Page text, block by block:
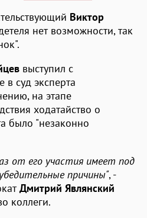
Виктор
нет возможности, так
выступил с
в суд эксперта
на этапе
ходатайство о
было "незаконно
от его участия имеет под
причины", -
Дмитрий Являнский
коллеги.